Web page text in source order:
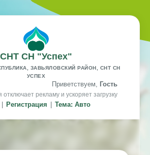
СНТ СН "Успех"
ЗАВЬЯЛОВСКИЙ РАЙОН, СНТ СН
УСПЕХ
Приветствуем, Гость
отключает рекламу и ускоряет загрузку
Регистрация Тема: Авто